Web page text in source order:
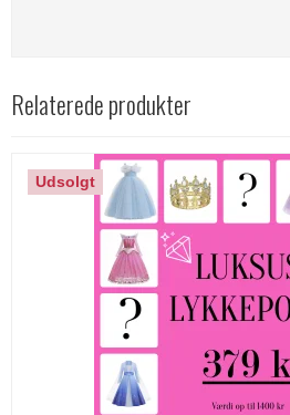
Relaterede produkter
Udsolgt